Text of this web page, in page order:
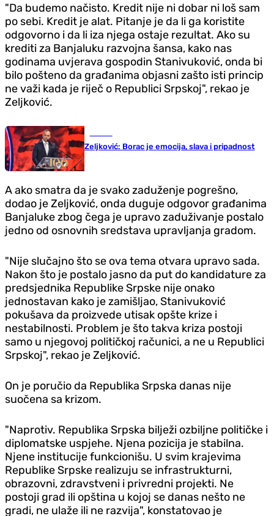
"Da budemo načisto. Kredit nije ni dobar ni loš sam
po sebi. Kredit je alat. Pitanje je da li ga koristite
odgovorno i da li iza njega ostaje rezultat. Ako su
krediti za Banjaluku razvojna šansa, kako nas
godinama uvjerava gospodin Stanivuković, onda bi
bilo pošteno da građanima objasni zašto isti princip
ne važi kada je riječ o Republici Srpskoj", rekao je
Zeljković.
Zeljković: Borac je emocija, slava i pripadnost
A ako smatra da je svako zaduženje pogrešno,
dodao je Zeljković, onda duguje odgovor građanima
Banjaluke zbog čega je upravo zaduživanje postalo
jedno od osnovnih sredstava upravljanja gradom.
"Nije slučajno što se ova tema otvara upravo sada.
Nakon što je postalo jasno da put do kandidature za
predsjednika Republike Srpske nije onako
jednostavan kako je zamišljao, Stanivuković
pokušava da proizvede utisak opšte krize i
nestabilnosti. Problem je što takva kriza postoji
samo u njegovoj političkoj računici, a ne u Republici
Srpskoj", rekao je Zeljković.
On je poručio da Republika Srpska danas nije
suočena sa krizom.
"Naprotiv. Republika Srpska bilježi ozbiljne političke i
diplomatske uspjehe. Njena pozicija je stabilna.
Njene institucije funkcionišu. U svim krajevima
Republike Srpske realizuju se infrastrukturni,
obrazovni, zdravstveni i privredni projekti. Ne
postoji grad ili opština u kojoj se danas nešto ne
gradi, ne ulaže ili ne razvija", konstatovao je